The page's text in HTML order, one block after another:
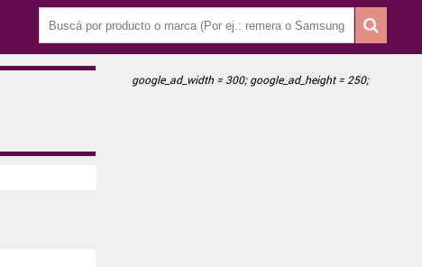
google_ad_width = 300; google_ad_height = 250;